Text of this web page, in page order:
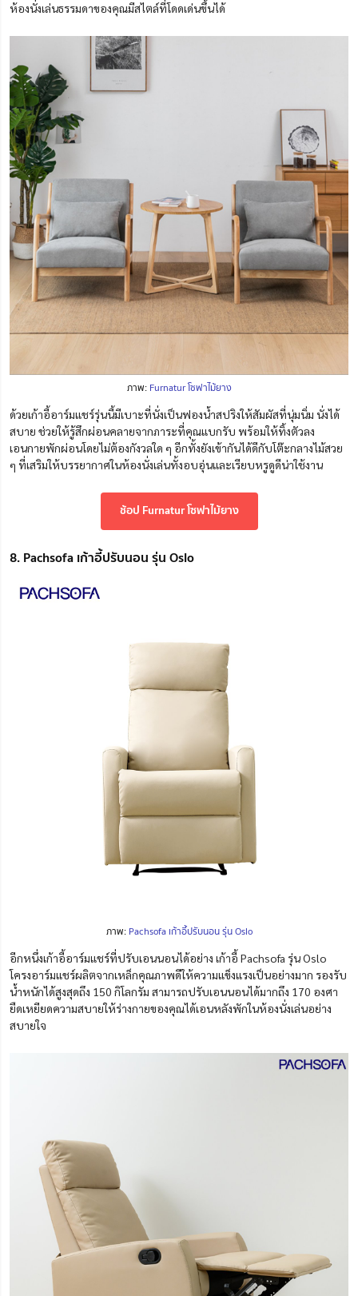
ห้องนั่งเล่นธรรมดาของคุณมีสไตล์ที่โดดเด่นขึ้นได้
ภาพ: Furnatur โซฟาไม้ยาง
ด้วยเก้าอี้อาร์มแชร์รุ่นนี้มีเบาะที่นั่งเป็นฟองน้ำสปริงให้สัมผัสที่นุ่มนิ่ม นั่งได้
สบาย ช่วยให้รู้สึกผ่อนคลายจากภาระที่คุณแบกรับ พร้อมให้ทิ้งตัวลง
เอนกายพักผ่อนโดยไม่ต้องกังวลใด ๆ อีกทั้งยังเข้ากันได้ดีกับโต๊ะกลางไม้สวย
ๆ ที่เสริมให้บรรยากาศในห้องนั่งเล่นทั้งอบอุ่นและเรียบหรูดูดีน่าใช้งาน
ช้อป Furnatur โซฟาไม้ยาง
8. Pachsofa เก้าอี้ปรับนอน รุ่น Oslo
ภาพ: Pachsofa เก้าอี้ปรับนอน รุ่น Oslo
อีกหนึ่งเก้าอี้อาร์มแชร์ที่ปรับเอนนอนได้อย่าง เก้าอี้ Pachsofa รุ่น Oslo
โครงอาร์มแชร์ผลิตจากเหล็กคุณภาพดีให้ความแข็งแรงเป็นอย่างมาก รองรับ
น้ำหนักได้สูงสุดถึง 150 กิโลกรัม สามารถปรับเอนนอนได้มากถึง 170 องศา
ยืดเหยียดความสบายให้ร่างกายของคุณได้เอนหลังพักในห้องนั่งเล่นอย่าง
สบายใจ